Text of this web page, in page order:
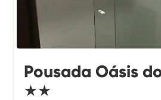
Pousada Oásis
★★